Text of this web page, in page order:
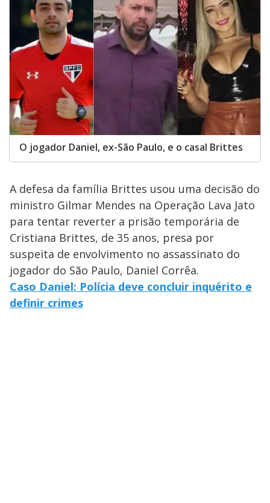
O jogador Daniel, ex-São Paulo, e o casal Brittes
A defesa da família Brittes usou uma decisão do
ministro Gilmar Mendes na Operação Lava Jato
para tentar reverter a prisão temporária de
Cristiana Brittes, de 35 anos, presa por
suspeita de envolvimento no assassinato do
jogador do São Paulo, Daniel Corrêa.
Caso Daniel: Polícia deve concluir inquérito e
definir crimes